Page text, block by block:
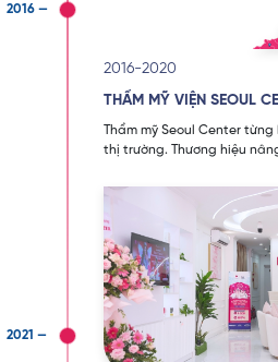
2016-2020
THẨM MỸ VIỆN SEOUL
Thẩm mỹ Seoul Center
thị trường. Thương hiệu